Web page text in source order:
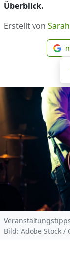
Überblick.
Erstellt von
Bild: Adobe Stock /